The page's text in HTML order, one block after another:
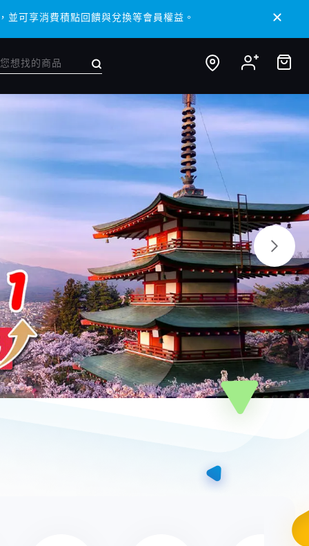
可享消費積點回饋與兌換等會員權益。
可享消費積點回饋與兌換等會員權益。